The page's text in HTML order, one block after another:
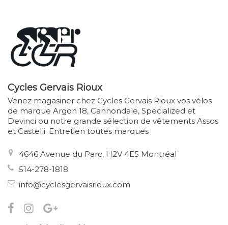
Cycles Gervais Rioux
Venez magasiner chez Cycles Gervais Rioux vos vélos
de marque Argon 18, Cannondale, Specialized et
Devinci ou notre grande sélection de vêtements Assos
et Castelli. Entretien toutes marques
4646 Avenue du Parc, H2V 4E5 Montréal
514-278-1818
info@cyclesgervaisrioux.com